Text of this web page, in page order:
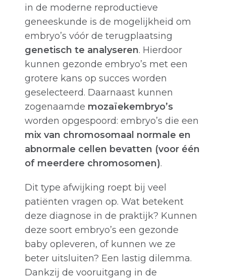
in de moderne reproductieve
geneeskunde is de mogelijkheid om
embryo’s vóór de terugplaatsing
genetisch te analyseren. Hierdoor
kunnen gezonde embryo’s met een
grotere kans op succes worden
geselecteerd. Daarnaast kunnen
zogenaamde mozaïekembryo’s
worden opgespoord: embryo’s die een
mix van chromosomaal normale en
abnormale cellen bevatten (voor één
of meerdere chromosomen).
Dit type afwijking roept bij veel
patiënten vragen op. Wat betekent
deze diagnose in de praktijk? Kunnen
deze soort embryo’s een gezonde
baby opleveren, of kunnen we ze
beter uitsluiten? Een lastig dilemma.
Dankzij de vooruitgang in de